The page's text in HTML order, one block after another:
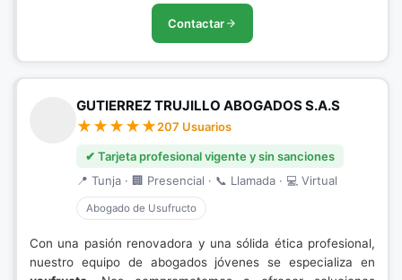
Contactar
GUTIERREZ TRUJILLO ABOGADOS S.A.S
207 Usuarios
✔ Tarjeta profesional vigente y sin sanciones
📍 Tunja · 🏢 Presencial · 📞 Llamada · 💻 Virtual
Abogado de Usufructo
Con una pasión renovadora y una sólida ética profesional,
nuestro equipo de abogados jóvenes se especializa en